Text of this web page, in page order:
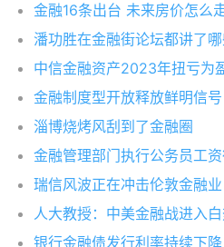
金融16条出台 未来房价怎么
潘功胜在金融街论坛都讲了
中信金融资产2023年扭亏为
金融制度型开放释放鲜明信号
淄博烧烤风刮到了金融圈
金融管理部门执行公务员工
瑞信风波正在冲击伦敦金融业
人大教授：中美金融战进入
银行金融债发行利率持续下降